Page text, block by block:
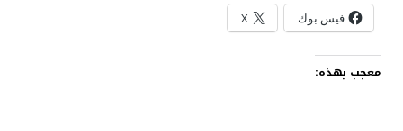
فيس بوك X
معجب بهذه: